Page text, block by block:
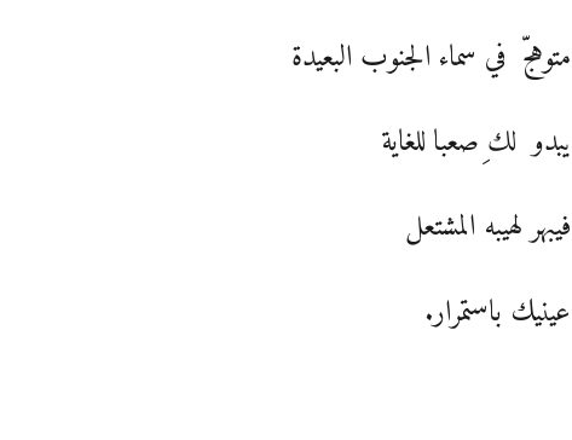
متوهّج في سماء الجنوب البعيدة
يبدو لك ِصعبا للغاية
فيبهر لهيبه المشتعل
عينيك باستمرار.